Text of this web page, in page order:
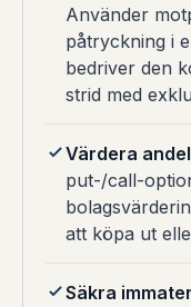
Använder
påtryckning i
bedriver den
strid med
Värdera
put-/call-
att köpa ut
Säkra